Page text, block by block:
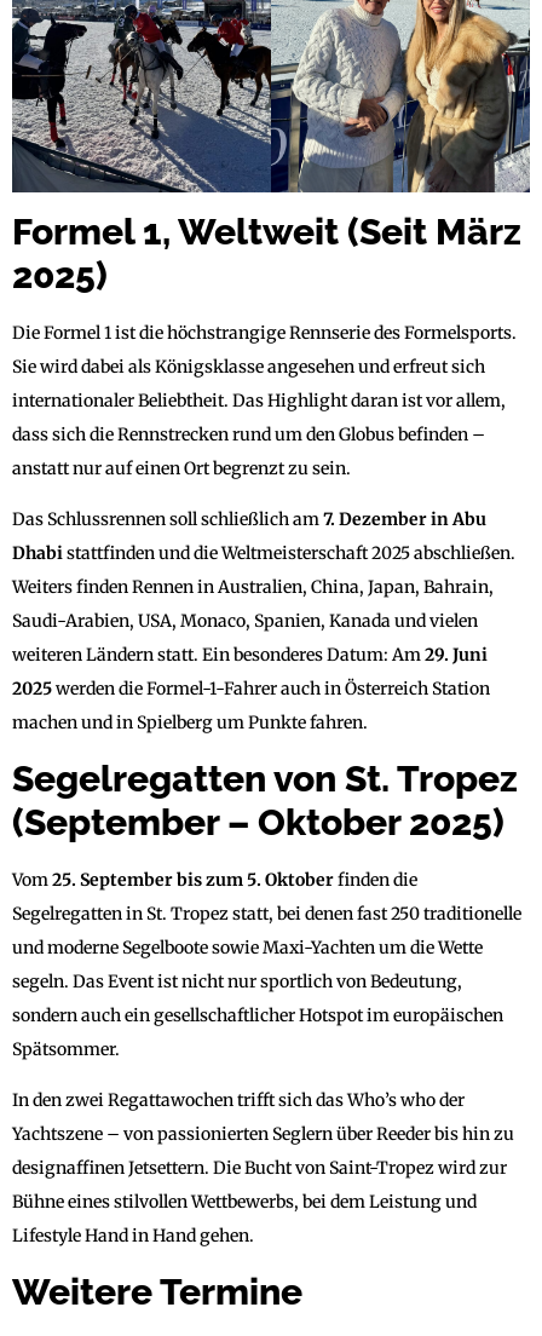
Formel 1, Weltweit (Seit März
2025)
Die Formel 1 ist die höchstrangige Rennserie des Formelsports.
Sie wird dabei als Königsklasse angesehen und erfreut sich
internationaler Beliebtheit. Das Highlight daran ist vor allem,
dass sich die Rennstrecken rund um den Globus befinden –
anstatt nur auf einen Ort begrenzt zu sein.
Das Schlussrennen soll schließlich am7. Dezember in Abu
Dhabistattfinden und die Weltmeisterschaft 2025 abschließen.
Weiters finden Rennen in Australien, China, Japan, Bahrain,
Saudi-Arabien, USA, Monaco, Spanien, Kanada und vielen
weiteren Ländern statt. Ein besonderes Datum: Am29. Juni
2025werden die Formel-1-Fahrer auch in Österreich Station
machen und in Spielberg um Punkte fahren.
Segelregatten von St. Tropez
(September – Oktober 2025)
Vom25. September bis zum 5. Oktoberfinden die
Segelregatten in St. Tropez statt, bei denen fast 250 traditionelle
und moderne Segelboote sowie Maxi-Yachten um die Wette
segeln. Das Event ist nicht nur sportlich von Bedeutung,
sondern auch ein gesellschaftlicher Hotspot im europäischen
Spätsommer.
In den zwei Regattawochen trifft sich das Who’s who der
Yachtszene – von passionierten Seglern über Reeder bis hin zu
designaffinen Jetsettern. Die Bucht von Saint-Tropez wird zur
Bühne eines stilvollen Wettbewerbs, bei dem Leistung und
Lifestyle Hand in Hand gehen.
Weitere Termine